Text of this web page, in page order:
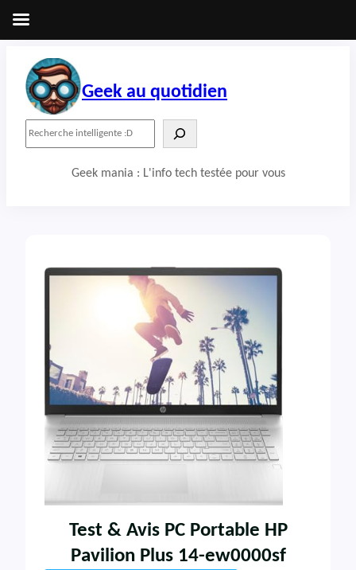
contenu
Geek au quotidien
Geek mania : L'info tech testée pour vous
Test & Avis PC Portable HP
Pavilion Plus 14-ew0000sf